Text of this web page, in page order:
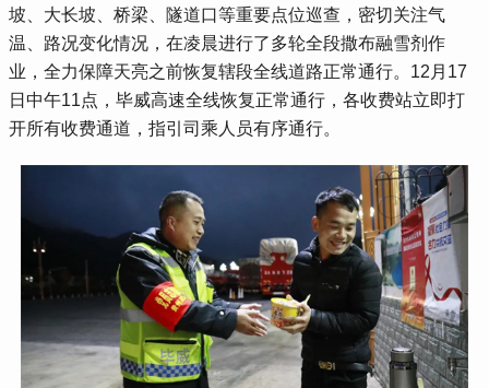
坡、大长坡、桥梁、隧道口等重要点位巡查，密切关注气
温、路况变化情况，在凌晨进行了多轮全段撒布融雪剂作
业，全力保障天亮之前恢复辖段全线道路正常通行。12月17
日中午11点，毕威高速全线恢复正常通行，各收费站立即打
开所有收费通道，指引司乘人员有序通行。